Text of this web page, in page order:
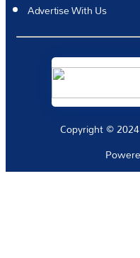
Advertise With Us
Copyright ©